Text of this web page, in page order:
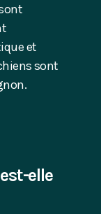
et
sont
elle